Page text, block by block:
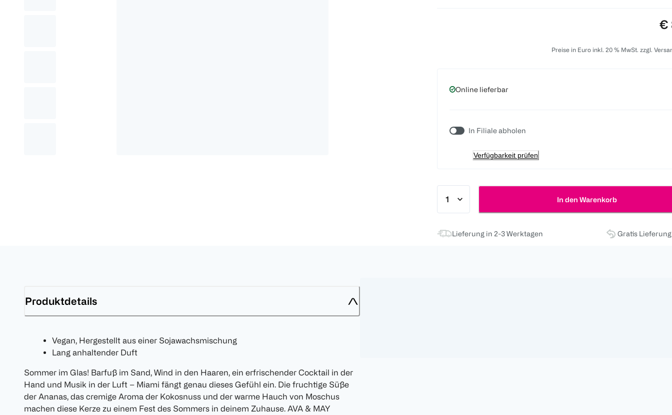
€
Preise in Euro inkl. 20 % MwSt. zzgl.
Online lieferbar
In Filiale abholen
Verfügbarkeit prüfen
In den Warenkorb
Lieferung in 2-3 Werktagen Gratis
Produktdetails
Vegan, Hergestellt aus einer Sojawachsmischung
Lang anhaltender Duft
Sommer im Glas! Barfuß im Sand, Wind in den Haaren, ein erfrischender Cocktail in der
Hand und Musik in der Luft – Miami fängt genau dieses Gefühl ein. Die fruchtige Süße
der Ananas, das cremige Aroma der Kokosnuss und der warme Hauch von Moschus
machen diese Kerze zu einem Fest des Sommers in deinem Zuhause. AVA & MAY